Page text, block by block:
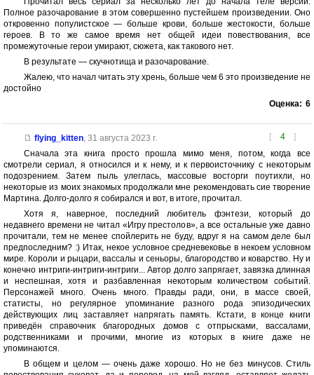
Полное разочарование в этом совершенно пустейшем произведении. Оно
откровенно популистское — больше крови, больше жестокости, больше
героев. В то же самое время нет общей идеи повествования, все
промежуточные герои умирают, сюжета, как такового нет.
В результате — скучнотища и разочарование.
Жалею, что начал читать эту хрень, больше чем 6 это произведение не
достойно
Оценка: 6
[ 4 ]
flying_kitten, 31 августа 2023 г.
Сначала эта книга просто прошла мимо меня, потом, когда все
смотрели сериал, я относился и к нему, и к первоисточнику с некоторым
подозрением. Затем пыль улеглась, массовые восторги поутихли, но
некоторые из моих знакомых продолжали мне рекомендовать сие творение
Мартина. Долго-долго я собирался и вот, в итоге, прочитал.
Хотя я, наверное, последний любитель фэнтези, который до
недавнего времени не читал «Игру престолов», а все остальные уже давно
прочитали, тем не менее спойлерить не буду, вдруг я на самом деле был
предпоследним? :) Итак, некое условное средневековье в некоем условном
мире. Короли и рыцари, вассалы и сеньоры, благородство и коварство. Ну и
конечно интриги-интриги-интриги... Автор долго запрягает, завязка длинная
и неспешная, хотя и разбавленная некоторым количеством событий.
Персонажей много. Очень много. Правды ради, они, в массе своей,
статисты, но регулярное упоминание разного рода эпизодических
действующих лиц заставляет напрягать память. Кстати, в конце книги
приведён справочник благородных домов с отпрысками, вассалами,
родственниками и прочими, многие из которых в книге даже не
упоминаются.
В общем и целом — очень даже хорошо. Но не без минусов. Стиль